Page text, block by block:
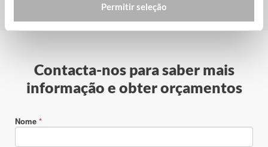
Permitir seleção
Contacta-nos para saber mais
informação e obter orçamentos